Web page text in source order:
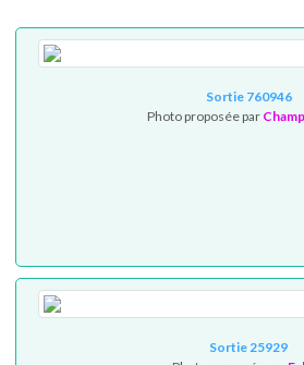
Sortie 760946
Photo proposée par
Sortie 25929